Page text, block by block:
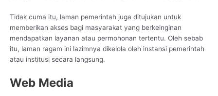
Tidak cuma itu, laman pemerintah juga ditujukan untuk
memberikan akses bagi masyarakat yang berkeinginan
mendapatkan layanan atau permohonan tertentu. Oleh sebab
itu, laman ragam ini lazimnya dikelola oleh instansi pemerintah
atau institusi secara langsung.
Web Media